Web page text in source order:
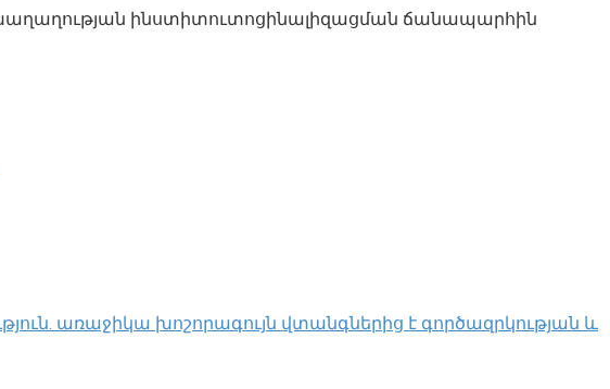
խաղաղության ինստիտուտոցինալիզացման ճանապարհին
առաջիկա խոշորագույն վտանգներից է գործազրկության և